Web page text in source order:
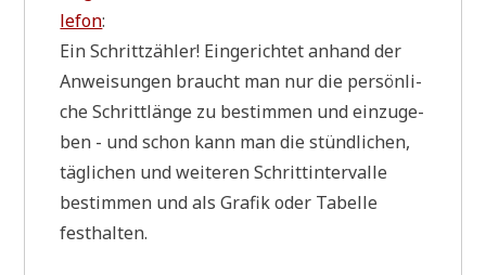
le­fon:
Ein Schritt­zäh­ler! Ein­ge­rich­tet anhand der
Anwei­sun­gen braucht man nur die per­sön­li­
che Schritt­län­ge zu bestim­men und ein­zu­ge­
ben - und schon kann man die stünd­li­chen,
täg­li­chen und wei­te­ren Schritt­in­ter­val­le
bestim­men und als Gra­fik oder Tabel­le
festhalten.